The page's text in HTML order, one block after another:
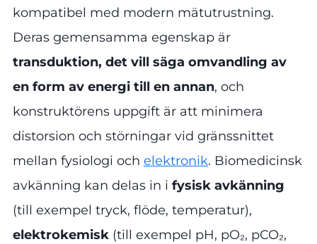
kompatibel med modern mätutrustning.
Deras gemensamma egenskap är
transduktion, det vill säga omvandling av
en form av energi till en annan, och
konstruktörens uppgift är att minimera
distorsion och störningar vid gränssnittet
mellan fysiologi och elektronik. Biomedicinsk
avkänning kan delas in i fysisk avkänning
(till exempel tryck, flöde, temperatur),
elektrokemisk (till exempel pH, pO₂, pCO₂,